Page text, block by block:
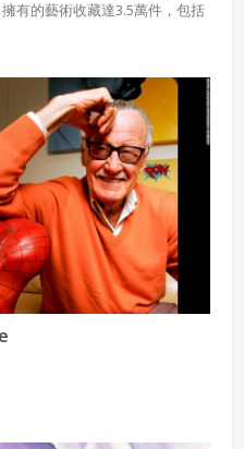
有的藝術收藏達3.5萬件，包括
古代埃及和古希臘羅馬等7個門
定者，吉寶系統公司得終止
法院為第一審管轄法